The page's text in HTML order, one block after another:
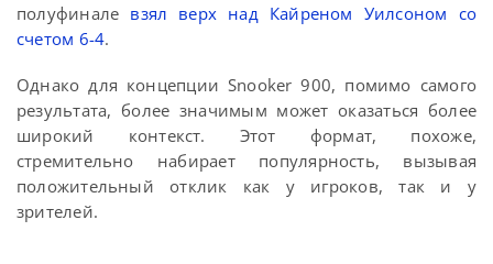
полуфинале взял верх над Кайреном Уилсоном со
счетом 6-4.
Однако для концепции Snooker 900, помимо самого
результата, более значимым может оказаться более
широкий контекст. Этот формат, похоже,
стремительно набирает популярность, вызывая
положительный отклик как у игроков, так и у
зрителей.